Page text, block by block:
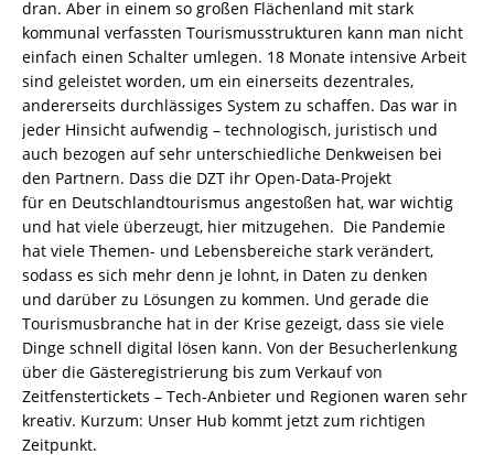
dran. Aber in einem so großen Flächenland mit stark
kommunal verfassten Tourismusstrukturen kann man nicht
einfach einen Schalter umlegen. 18 Monate intensive Arbeit
sind geleistet worden, um ein einerseits dezentrales,
andererseits durchlässiges System zu schaffen. Das war in
jeder Hinsicht aufwendig – technologisch, juristisch und
auch bezogen auf sehr unterschiedliche Denkweisen bei
den Partnern. Dass die DZT ihr Open-Data-Projekt
für en Deutschlandtourismus angestoßen hat, war wichtig
und hat viele überzeugt, hier mitzugehen. Die Pandemie
hat viele Themen- und Lebensbereiche stark verändert,
sodass es sich mehr denn je lohnt, in Daten zu denken
und darüber zu Lösungen zu kommen. Und gerade die
Tourismusbranche hat in der Krise gezeigt, dass sie viele
Dinge schnell digital lösen kann. Von der Besucherlenkung
über die Gästeregistrierung bis zum Verkauf von
Zeitfenstertickets – Tech-Anbieter und Regionen waren sehr
kreativ. Kurzum: Unser Hub kommt jetzt zum richtigen
Zeitpunkt.